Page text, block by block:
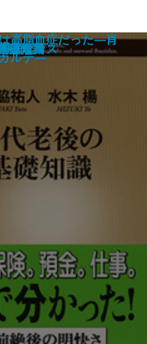
、ならない人
麻
才たち
魔法
永平寺の心
メ
礎知識
ス
原素六
ッサンス
高脂血症だった―肖
ルテ―
鮮
った男